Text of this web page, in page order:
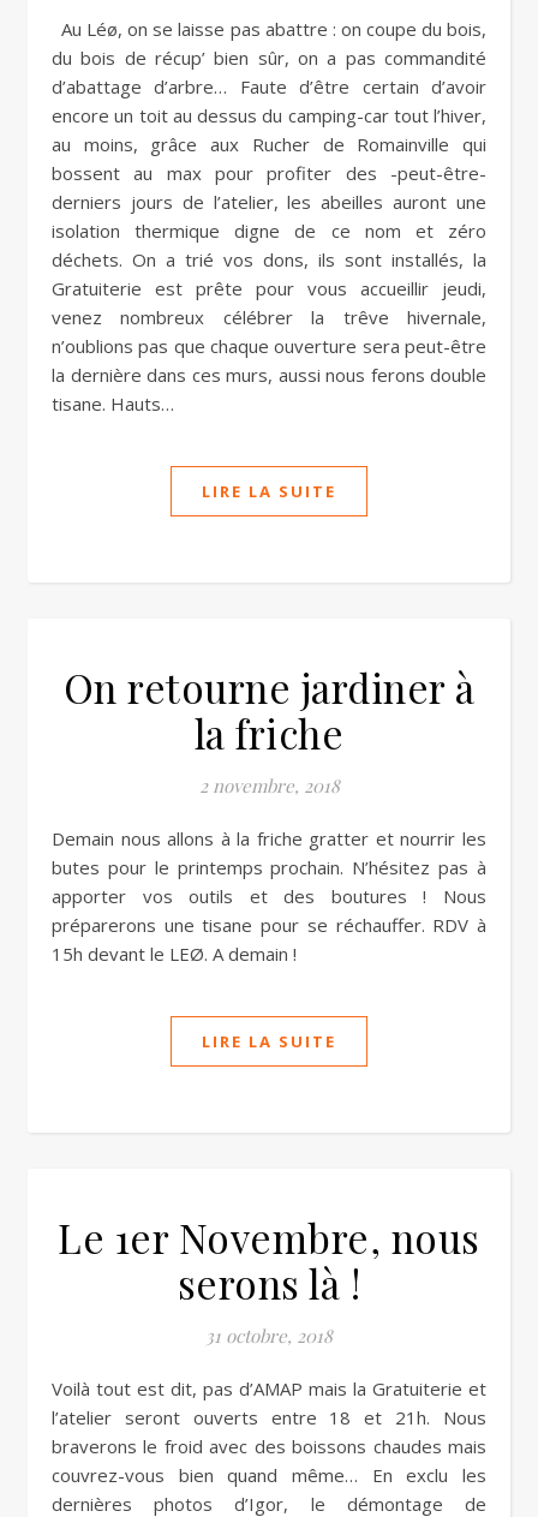
Au Léø, on se laisse pas abattre : on coupe du bois,
du bois de récup’ bien sûr, on a pas commandité
d’abattage d’arbre… Faute d’être certain d’avoir
encore un toit au dessus du camping-car tout l’hiver,
au moins, grâce aux Rucher de Romainville qui
bossent au max pour profiter des -peut-être-
derniers jours de l’atelier, les abeilles auront une
isolation thermique digne de ce nom et zéro
déchets. On a trié vos dons, ils sont installés, la
Gratuiterie est prête pour vous accueillir jeudi,
venez nombreux célébrer la trêve hivernale,
n’oublions pas que chaque ouverture sera peut-être
la dernière dans ces murs, aussi nous ferons double
tisane. Hauts…
LIRE LA SUITE
On retourne jardiner à
la friche
2 novembre, 2018
Demain nous allons à la friche gratter et nourrir les
butes pour le printemps prochain. N’hésitez pas à
apporter vos outils et des boutures ! Nous
préparerons une tisane pour se réchauffer. RDV à
15h devant le LEØ. A demain !
LIRE LA SUITE
Le 1er Novembre, nous
serons là !
31 octobre, 2018
Voilà tout est dit, pas d’AMAP mais la Gratuiterie et
l’atelier seront ouverts entre 18 et 21h. Nous
braverons le froid avec des boissons chaudes mais
couvrez-vous bien quand même… En exclu les
dernières photos d’Igor, le démontage de